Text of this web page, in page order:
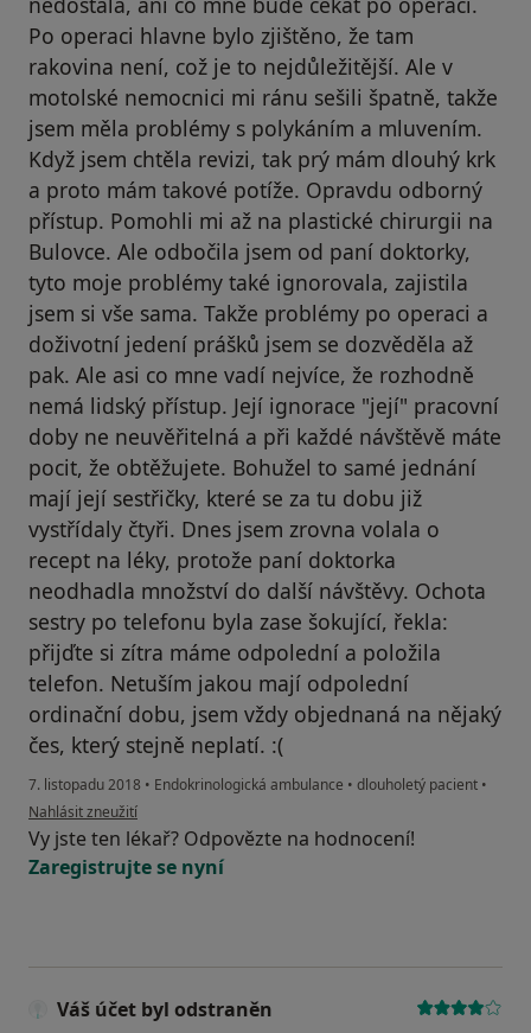
Po operaci hlavne bylo zjištěno, že tam
rakovina není, což je to nejdůležitější. Ale v
motolské nemocnici mi ránu sešili špatně, takže
jsem měla problémy s polykáním a mluvením.
Když jsem chtěla revizi, tak prý mám dlouhý krk
a proto mám takové potíže. Opravdu odborný
přístup. Pomohli mi až na plastické chirurgii na
Bulovce. Ale odbočila jsem od paní doktorky,
tyto moje problémy také ignorovala, zajistila
jsem si vše sama. Takže problémy po operaci a
doživotní jedení prášků jsem se dozvěděla až
pak. Ale asi co mne vadí nejvíce, že rozhodně
nemá lidský přístup. Její ignorace "její" pracovní
doby ne neuvěřitelná a při každé návštěvě máte
pocit, že obtěžujete. Bohužel to samé jednání
mají její sestřičky, které se za tu dobu již
vystřídaly čtyři. Dnes jsem zrovna volala o
recept na léky, protože paní doktorka
neodhadla množství do další návštěvy. Ochota
sestry po telefonu byla zase šokující, řekla:
přijďte si zítra máme odpolední a položila
telefon. Netuším jakou mají odpolední
ordinační dobu, jsem vždy objednaná na nějaký
čes, který stejně neplatí. :(
7. listopadu 2018 • Endokrinologická ambulance • dlouholetý pacient •
podle názoru uživatele Jana
Nahlásit zneužití
Vy jste ten lékař? Odpovězte na hodnocení!
Zaregistrujte se nyní
Váš účet byl odstraněn